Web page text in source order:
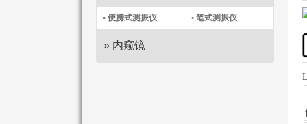
• 便携式测振仪​ • 笔式测振仪​
» 内窥镜